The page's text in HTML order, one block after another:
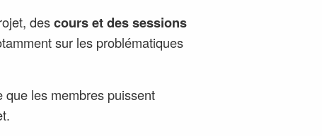
descours et des sessions
sur les problématiques
que les membres puissent